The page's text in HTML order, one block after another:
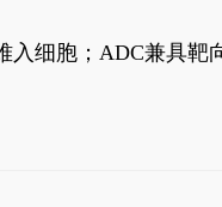
入细胞；ADC兼具靶